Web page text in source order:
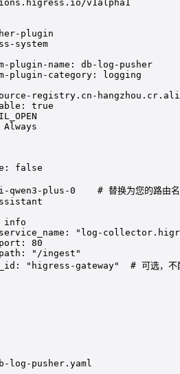
v1alpha1
plugin
system
plugin-name : db-log-pusher
plugin-category : logging
registry.cn-
: true
Always
: false
qwen3-plus-0
# 替换为您的路由
info
:
"log-
: 80
:
"/ingest"
"higress-gateway"  # 可选，不配置
log-pusher.yaml